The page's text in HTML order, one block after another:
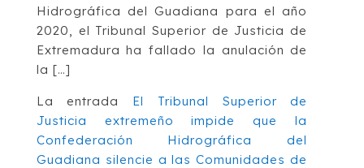
Hidrográfica del Guadiana para el año
2020, el Tribunal Superior de Justicia de
Extremadura ha fallado la anulación de
la […]
La entrada El Tribunal Superior de
Justicia extremeño impide que la
Confederación Hidrográfica del
Guadiana silencie a las Comunidades de